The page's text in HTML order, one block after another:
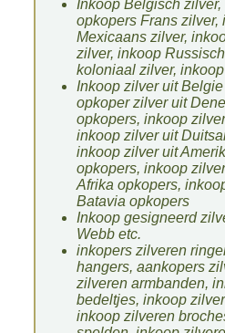
Inkoop Belgisch
opkopers Frans
Mexicaans zilver,
zilver, inkoop
koloniaal zilver,
Inkoop zilver uit
opkoper zilver uit
opkopers, inkoop
inkoop zilver uit
inkoop zilver uit
opkopers, inkoop
Afrika opkopers,
Batavia opkopers
Inkoop gesigneerd
Webb etc.
inkopers zilveren
hangers, aankopers
zilveren armbanden,
bedeltjes, inkoop
inkoop zilveren